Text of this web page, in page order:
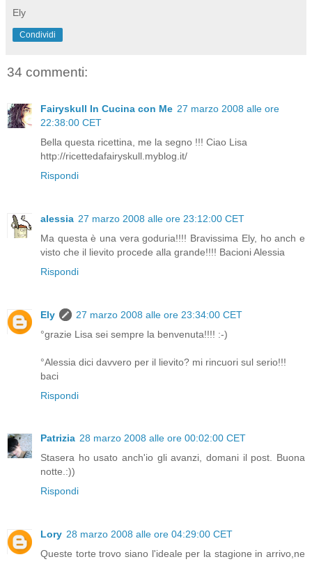
Ely
Condividi
34 commenti:
Fairyskull In Cucina con Me 27 marzo 2008 alle ore
22:38:00 CET
Bella questa ricettina, me la segno !!! Ciao Lisa
http://ricettedafairyskull.myblog.it/
Rispondi
alessia 27 marzo 2008 alle ore 23:12:00 CET
Ma questa è una vera goduria!!!! Bravissima Ely, ho anch e
visto che il lievito procede alla grande!!!! Bacioni Alessia
Rispondi
Ely
27 marzo 2008 alle ore 23:34:00 CET
°grazie Lisa sei sempre la benvenuta!!!! :-)
°Alessia dici davvero per il lievito? mi rincuori sul serio!!!
baci
Rispondi
Patrizia 28 marzo 2008 alle ore 00:02:00 CET
Stasera ho usato anch'io gli avanzi, domani il post. Buona
notte.:))
Rispondi
Lory 28 marzo 2008 alle ore 04:29:00 CET
Queste torte trovo siano l'ideale per la stagione in arrivo,ne